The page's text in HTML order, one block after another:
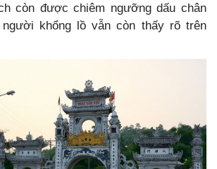
còn được chiêm ngưỡng dấu chân
người khổng lồ vẫn còn thấy rõ trên